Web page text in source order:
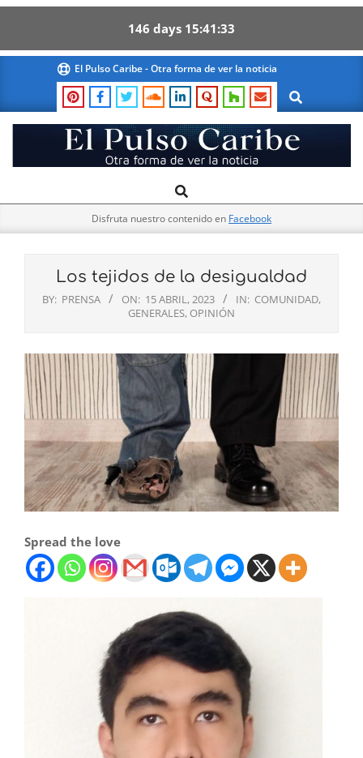
146 days 15 41 32
content
El Pulso Caribe - Otra forma de ver la noticia
Search
El
Pulso
Navigation
Search
Disfruta nuestro contenido en Facebook
Los tejidos de la desigualdad
BY: PRENSA ON: 15 ABRIL, 2023 IN: COMUNIDAD,
GENERALES, OPINIÓN
Spread the love